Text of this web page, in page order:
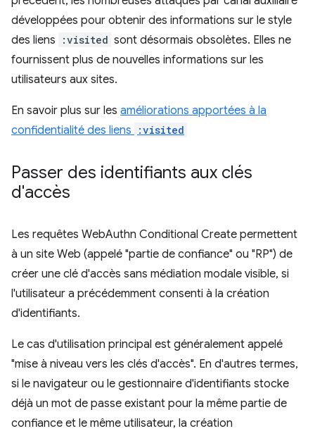
développées pour obtenir des informations sur le style
des liens
:visited sont désormais obsolètes. Elles ne
fournissent plus de nouvelles informations sur les
utilisateurs aux sites.
En savoir plus sur les améliorations apportées à la
confidentialité des liens
:visited
Passer des identifiants aux clés
d'accès
Les requêtes WebAuthn Conditional Create permettent
à un site Web (appelé "partie de confiance" ou "RP") de
créer une clé d'accès sans médiation modale visible, si
l'utilisateur a précédemment consenti à la création
d'identifiants.
Le cas d'utilisation principal est généralement appelé
"mise à niveau vers les clés d'accès". En d'autres termes,
si le navigateur ou le gestionnaire d'identifiants stocke
déjà un mot de passe existant pour la même partie de
confiance et le même utilisateur, la création